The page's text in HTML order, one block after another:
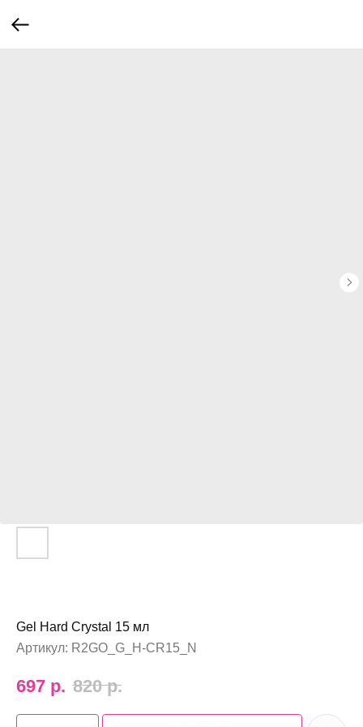
Gel Hard Crystal 15 мл
Артикул: R2GO_G_H-CR15_N
697 р. 820 р.